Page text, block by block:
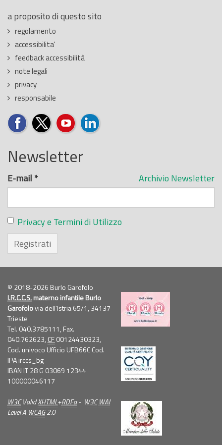
a proposito di questo sito
regolamento
accessibilita'
feedback accessibilità
note legali
privacy
responsabile
Newsletter
Archivio Newsletter
E-mail *
Privacy e Termini di Utilizzo
Registrati
© 2018-2026 Burlo Garofolo
I.R.C.C.S.materno infantile Burlo
Garofolovia dell'Istria 65/1, 34137
Trieste
Tel. 040.3785111, Fax.
040.762623, CF00124430323,
Cod. univoco Ufficio UFB66C Cod.
IPA irccs_bg
IBAN IT 28 G 03069 12344
100000046117
W3CValidXHTML+RDFa- W3C WAI
Level A WCAG2.0